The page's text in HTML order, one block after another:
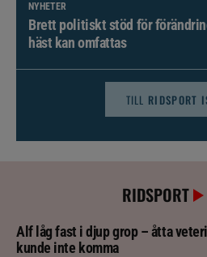
NYHETER
Brett politiskt stöd för
häst kan omfattas
TILL RIDSPORT
RIDSPORT
Alf låg fast i djup grop – åtta
kunde inte komma